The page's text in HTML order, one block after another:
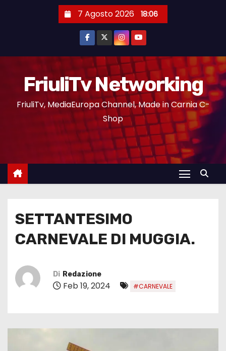
7 Agosto 2026 18:06
FriuliTv Networking
FriuliTv, MediaEuropa Channel, Made in Carnia C-
Shop
SETTANTESIMO
CARNEVALE DI MUGGIA.
Di Redazione
Feb 19, 2024 #CARNEVALE